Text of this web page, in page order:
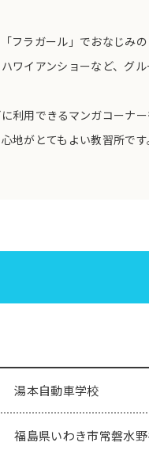
フラガール」でおなじみ
ワイアンショーなど、グ
利用できるマンガコーナー
地がとてもよい教習所です
湯本自動車学校
福島県いわき市常磐水